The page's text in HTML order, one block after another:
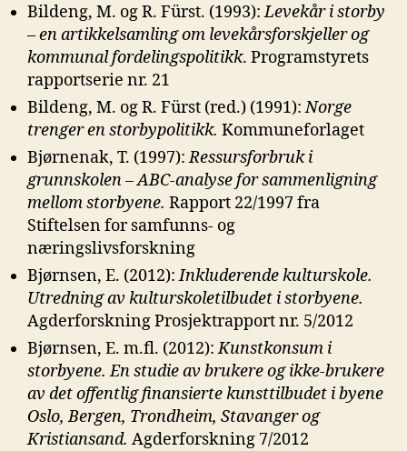
Bildeng, M. og R. Fürst. (1993):Levekår i storby
– en artikkelsamling om levekårsforskjeller og
kommunal fordelingspolitikk. Programstyrets
rapportserie nr. 21
Bildeng, M. og R. Fürst (red.) (1991):Norge
trenger en storbypolitikk. Kommuneforlaget
Bjørnenak, T. (1997):Ressursforbruk i
grunnskolen – ABC-analyse forsammenligning
mellom storbyene. Rapport 22/1997 fra
Stiftelsen for samfunns- og
næringslivsforskning
Bjørnsen, E. (2012):Inkluderende kulturskole.
Utredning av kulturskoletilbudet i storbyene.
Agderforskning Prosjektrapport nr. 5/2012
Bjørnsen, E. m.fl. (2012):Kunstkonsum i
storbyene. En studie av brukere ogikke-brukere
av det offentlig finansierte kunsttilbudet i byene
Oslo, Bergen, Trondheim, Stavanger og
Kristiansand. Agderforskning 7/2012